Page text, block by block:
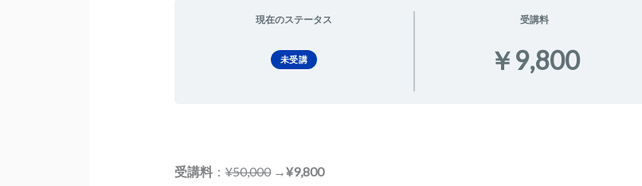
現在のステータス
未受講
受講料
￥9,800
受講料：¥50,000→¥9,800